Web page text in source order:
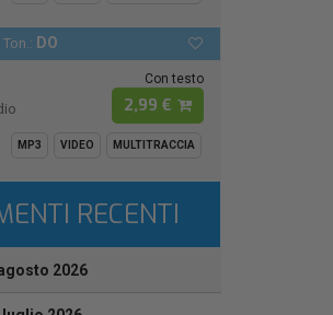
Ton.: DO
Con testo
2,99 €
MP3 VIDEO MULTITRACCIA
RECENTI
2026